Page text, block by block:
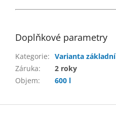
Doplňkové parametry
Kategorie: Varianta základní
Záruka:
2 roky
Objem: 600 l
Z